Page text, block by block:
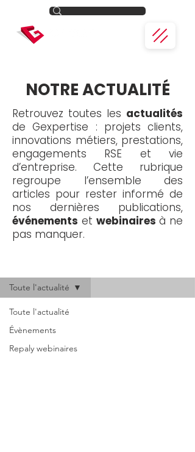
NOTRE ACTUALITÉ
Retrouvez toutes les actualités
de Gexpertise : projets clients,
innovations métiers, prestations,
engagements RSE et vie
d’entreprise. Cette rubrique
regroupe l’ensemble des
articles pour rester informé de
nos dernières publications,
événements et webinaires à ne
pas manquer.
Toute l'actualité
Évènements
Repaly webinaires
Toute l'actualité